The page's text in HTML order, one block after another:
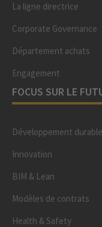
La ligne directrice
Corporate Governance
Département achats
Engagement
FOCUS SUR LE
Développement durable
Innovation
BIM & Lean
Modèles de contrats
Health & Safety